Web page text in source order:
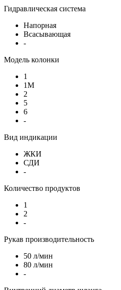
Гидравлическая система
Напорная
Всасывающая
-
Модель колонки
1
1М
2
5
6
-
Вид индикации
ЖКИ
СДИ
-
Количество продуктов
1
2
-
Рукав производительность
50 л/мин
80 л/мин
-